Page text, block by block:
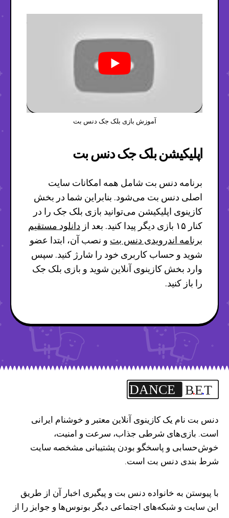
آموزش بازی بلک جک دنس بت
اپلیکیشن بلک جک دنس بت
برنامه دنس بت شامل همه امکانات سایت
اصلی دنس بت می‌شود. بنابراین شما در بخش
کازینوی اپلیکیشن می‌توانید بازی بلک جک را در
کنار ۱۵ بازی دیگر پیدا کنید. بعد از
دانلود مستقیم
برنامه اندرویدی دنس بت و نصب آن، ابتدا عضو
شوید و حساب کاربری خود را شارژ کنید. سپس
وارد بخش کازینوی آنلاین شوید و بازی بلک جک
را باز کنید.
DANCE B.E.T
دنس بت نام یک کازینوی آنلاین معتبر و خوشنام ایرانی
است. بازی‌های شرطی جذاب، سرعت و امنیت،
خوش‌حسابی و پاسخگو بودن پشتیبانی مشخصه سایت
شرط بندی دنس بت است.
با پیوستن به خانواده دنس بت و پیگیری اخبار آن از طریق
این سایت و شبکه‌های اجتماعی دیگر بونوس‌ها و جوایز را از